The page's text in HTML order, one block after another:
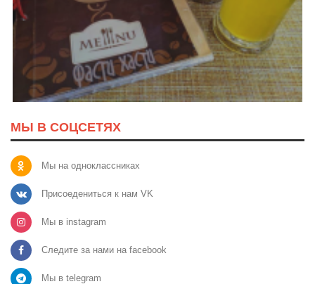
МЫ В СОЦСЕТЯХ
Мы на одноклассниках
Присоедениться к нам VK
Мы в instagram
Следите за нами на facebook
Мы в telegram